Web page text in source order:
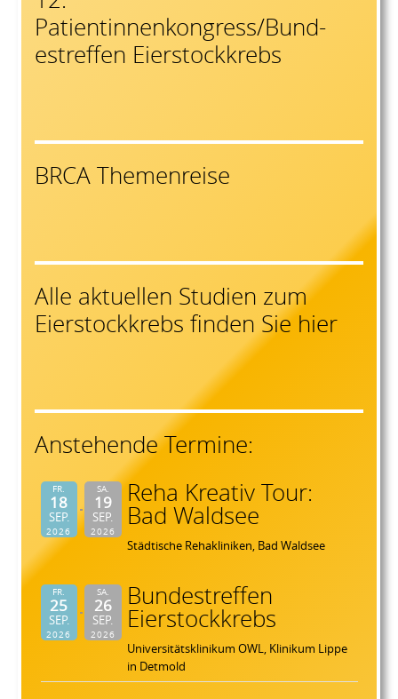
Patientinnenkongress/Bund-
estreffen Eierstockkrebs
BRCA Themenreise
Alle aktuellen Studien zum
Eierstockkrebs finden Sie hier
Anstehende Termine:
FR.
18
SEP.
2026
SA.
19
SEP.
2026
Reha Kreativ Tour:
Bad Waldsee
Städtische Rehakliniken, Bad Waldsee
FR.
25
SEP.
2026
SA.
26
SEP.
2026
Bundestreffen
Eierstockkrebs
Universitätsklinikum OWL, Klinikum Lippe
in Detmold